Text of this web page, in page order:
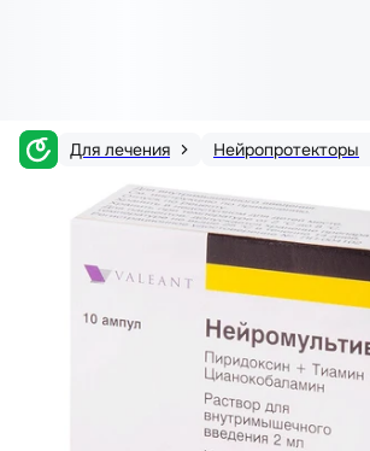
Для лечения Нейропротекторы